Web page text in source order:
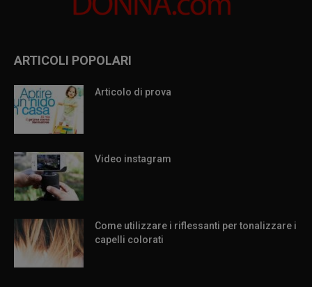
ARTICOLI POPOLARI
Articolo di prova
Video instagram
Come utilizzare i riflessanti per tonalizzare i
capelli colorati